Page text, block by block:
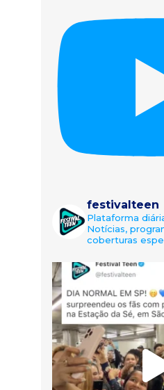
festivalteen
Plataforma
Notícias,
coberturas